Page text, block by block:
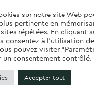
sur notre site Web
pertinente en
répétées. En cliquant
consentez à l'utilisation de
pouvez visiter
un consentement contrôlé.
Accepter tout